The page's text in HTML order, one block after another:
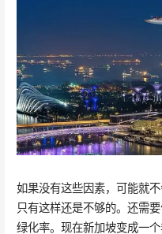
如果没有这些因素，可能就
只有这样还是不够的。还需
绿化率。现在新加坡变成一